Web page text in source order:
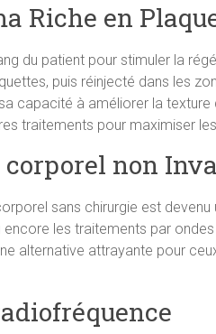
Riche en
du patient pour stimuler la
puis réinjecté dans les
capacité à améliorer la
traitements pour maximiser
corporel non
sans chirurgie est
les traitements par
alternative attrayante pour